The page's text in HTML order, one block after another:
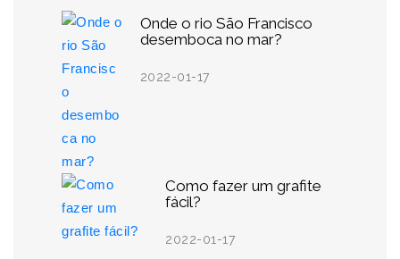
Onde o rio São Francisco
desemboca no mar?
2022-01-17
Como fazer um grafite
fácil?
2022-01-17